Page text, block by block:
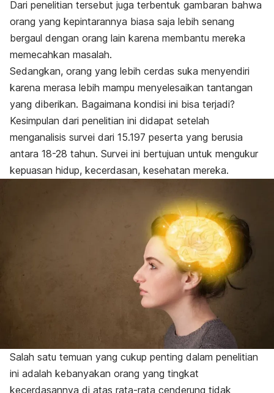
Dari penelitian tersebut juga terbentuk gambaran bahwa
orang yang kepintarannya biasa saja lebih senang
bergaul dengan orang lain karena membantu mereka
memecahkan masalah.
Sedangkan, orang yang lebih cerdas suka menyendiri
karena merasa lebih mampu menyelesaikan tantangan
yang diberikan. Bagaimana kondisi ini bisa terjadi?
Kesimpulan dari penelitian ini didapat setelah
menganalisis survei dari 15.197 peserta yang berusia
antara 18-28 tahun. Survei ini bertujuan untuk mengukur
kepuasan hidup, kecerdasan, kesehatan mereka.
Salah satu temuan yang cukup penting dalam penelitian
ini adalah kebanyakan orang yang tingkat
kecerdasannya di atas rata-rata cenderung tidak